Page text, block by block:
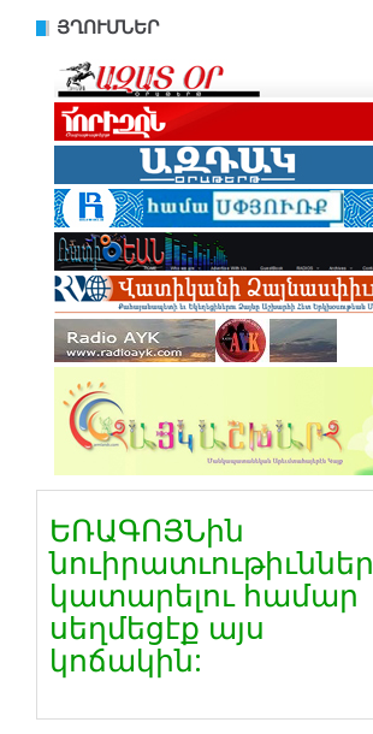
ՅՂՈՒՄՆԵՐ
ԵՌԱԳՈՅՆին
նուիրատւութիւններ
կատարելու համար
սեղմեցէք այս
կոճակին: